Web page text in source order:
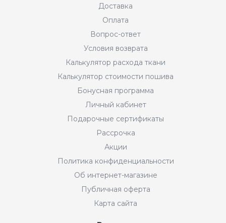
Доставка
Оплата
Вопрос-ответ
Условия возврата
Калькулятор расхода ткани
Калькулятор стоимости пошива
Бонусная программа
Личный кабинет
Подарочные сертификаты
Рассрочка
Акции
Политика конфиденциальности
Об интернет-магазине
Публичная оферта
Карта сайта